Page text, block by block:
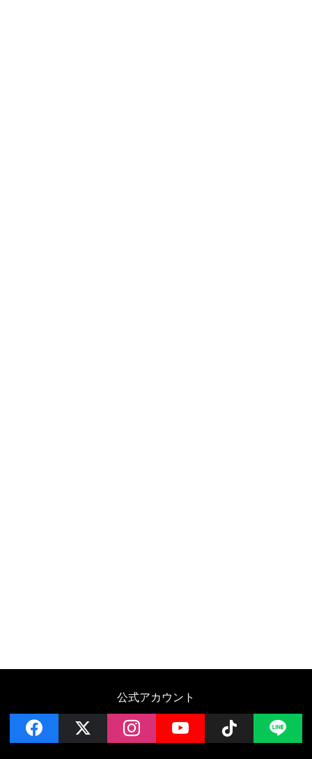
公式アカウント
facebook instagramYouTube Follow